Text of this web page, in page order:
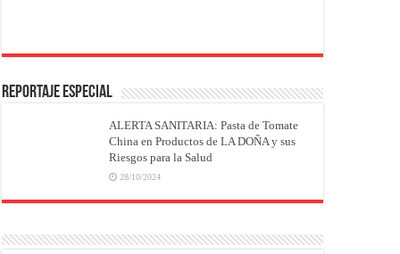
REPORTAJE ESPECIAL
ALERTA SANITARIA: Pasta de Tomate
China en Productos de LA DOÑA y sus
Riesgos para la Salud
28/10/2024